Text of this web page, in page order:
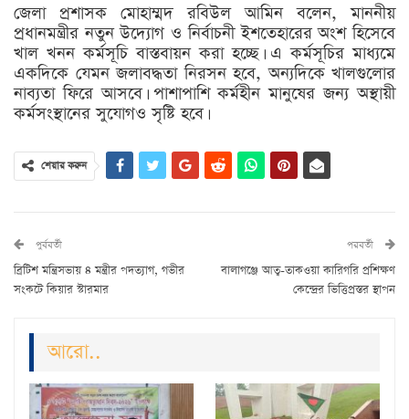
জেলা প্রশাসক মোহাম্মদ রবিউল আমিন বলেন, মাননীয়
প্রধানমন্ত্রীর নতুন উদ্যোগ ও নির্বাচনী ইশতেহারের অংশ হিসেবে
খাল খনন কর্মসূচি বাস্তবায়ন করা হচ্ছে। এ কর্মসূচির মাধ্যমে
একদিকে যেমন জলাবদ্ধতা নিরসন হবে, অন্যদিকে খালগুলোর
নাব্যতা ফিরে আসবে। পাশাপাশি কর্মহীন মানুষের জন্য অস্থায়ী
কর্মসংস্থানের সুযোগও সৃষ্টি হবে।
শেয়ার করুন
পুর্ববর্তী
ব্রিটিশ মন্ত্রিসভায় ৪ মন্ত্রীর পদত্যাগ, গভীর
সংকটে কিয়ার স্টারমার
পরবর্তী
বালাগঞ্জে আত্ব-তাকওয়া কারিগরি প্রশিক্ষণ
কেন্দ্রের ভিত্তিপ্রস্তর স্থাপন
আরো..